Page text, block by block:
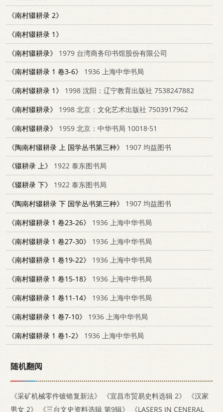
《南村辍耕录 2》
《南村辍耕录 1》
《南村辍耕录》
1979 台湾商务印书馆股份有限公司
《南村辍耕录 1 卷3-6》
1936 上海中华书局
《南村辍耕录 1》
1998 沈阳：辽宁教育出版社 7538247882
《南村辍耕录》
1998 北京：文化艺术出版社 7503917962
《南村辍耕录》
1959 北京：中华书局 10018·51
《陶南村辍耕录 上 国学丛书第三种》
1907 均益图书
《辍耕录 上》
1922 泰东图书局
《辍耕录 下》
1922 泰东图书局
《陶南村辍耕录 下 国学丛书第三种》
1907 均益图书
《南村辍耕录 1 卷23-26》
1936 上海中华书局
《南村辍耕录 1 卷27-30》
1936 上海中华书局
《南村辍耕录 1 卷19-22》
1936 上海中华书局
《南村辍耕录 1 卷15-18》
1936 上海中华书局
《南村辍耕录 1 卷11-14》
1936 上海中华书局
《南村辍耕录 1 卷7-10》
1936 上海中华书局
《南村辍耕录 1 卷1-2》
1936 上海中华书局
随机翻阅
《采矿机械零件镀铬复新法》 《宜昌市贸易史料选辑 2》
《汉家
男女 2》
《三台文史资料选辑 第9辑》 《LASERS IN CENERAL